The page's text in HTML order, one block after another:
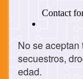
No se
secuestros,
edad.